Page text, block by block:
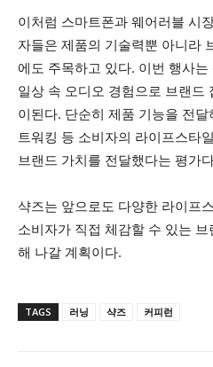
이처럼 스마트폰과 웨어러블 시
자들은 제품의 기술력뿐 아니라
에도 주목하고 있다. 이번 행사
일상 속 오디오 경험으로 브랜드
이된다. 단순히 제품 기능을 전
트워킹 등 소비자의 라이프스타
브랜드 가치를 전달했다는 평가
샥즈는 앞으로도 다양한 라이프
소비자가 직접 체감할 수 있는
해 나갈 계획이다.
TAGS 러닝 샥즈 커피런